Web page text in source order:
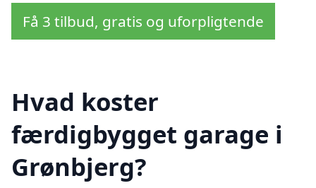
Få 3 tilbud, gratis og uforpligtende
Hvad koster
færdigbygget garage i
Grønbjerg?